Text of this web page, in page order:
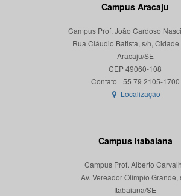
Campus Aracaju
Campus Prof. João Cardoso
Rua Cláudio Batista, s/n, Cidade
Aracaju/SE
CEP 49060-108
Localização
Campus Itabaiana
Campus Prof. Alberto
Av. Vereador Olímpio Grande,
Itabaiana/SE